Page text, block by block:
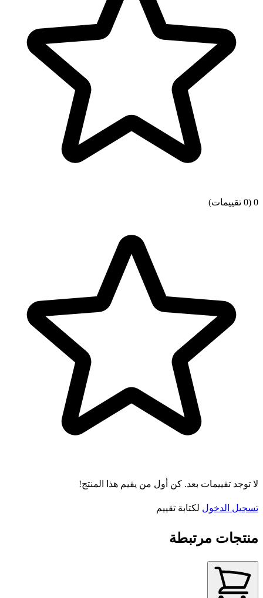
0 (0 تقييمات)
لا توجد تقييمات بعد. كن أول من يقيم هذا المنتج!
تسجيل الدخول لكتابة تقييم
منتجات مرتبطة